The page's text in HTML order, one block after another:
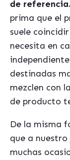
de referencia.
prima que el
suele
necesita en
destinadas
mezclen con
de producto
De la misma
que a
muchas